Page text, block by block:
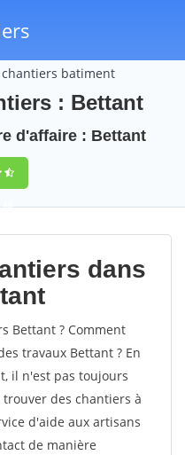
batiment
: Bettant
d'affaire : Bettant
40
dans
Bettant ? Comment
travaux Bettant ? En
il n'est pas toujours
des chantiers à
d'aide aux artisans
de manière